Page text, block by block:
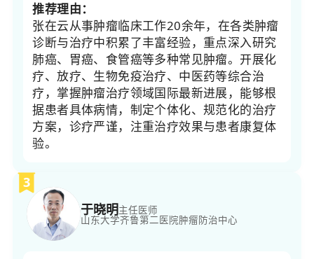
推荐理由：
张在云从事肿瘤临床工作20余年，在各类肿瘤
诊断与治疗中积累了丰富经验，重点深入研究
肺癌、胃癌、食管癌等多种常见肿瘤。开展化
疗、放疗、生物免疫治疗、中医药等综合治
疗，掌握肿瘤治疗领域国际最新进展，能够根
据患者具体病情，制定个体化、规范化的治疗
方案，诊疗严谨，注重治疗效果与患者康复体
验。
3
于晓明主任医师
山东大学齐鲁第二医院肿瘤防治中心